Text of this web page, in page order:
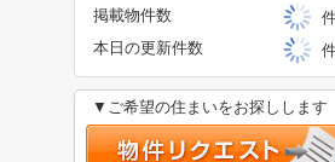
掲載物件数
本日の更新件数
▼ご希望の住まいをお探しします